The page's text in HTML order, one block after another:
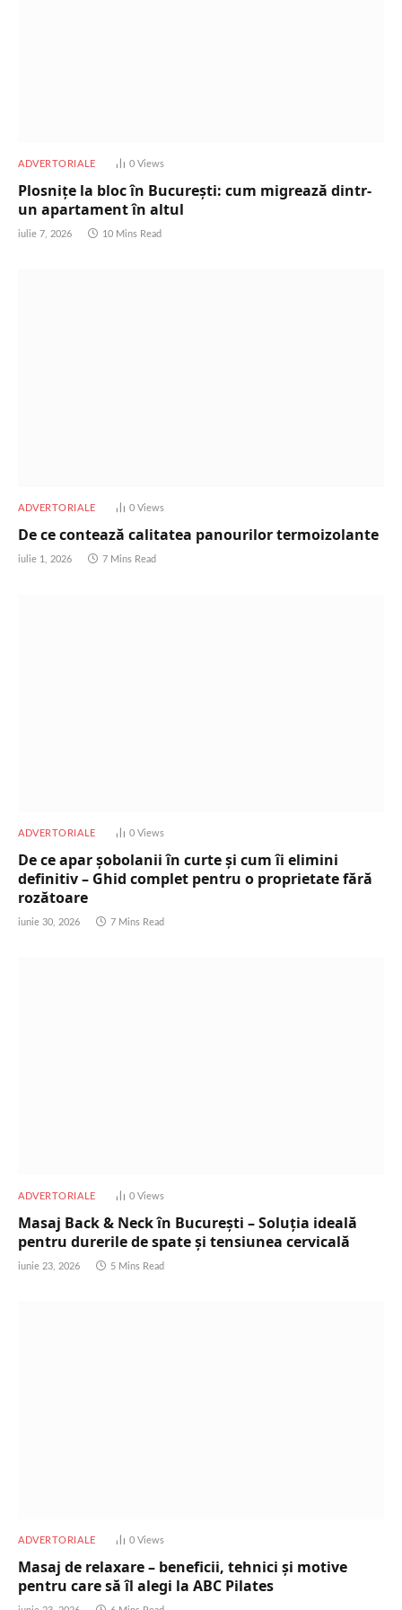
ADVERTORIALE 0 Views
Plosnițe la bloc în București: cum migrează dintr-
un apartament în altul
iulie 7, 2026 10 Mins Read
ADVERTORIALE 0 Views
De ce contează calitatea panourilor termoizolante
iulie 1, 2026 7 Mins Read
ADVERTORIALE 0 Views
De ce apar șobolanii în curte și cum îi elimini
definitiv – Ghid complet pentru o proprietate fără
rozătoare
iunie 30, 2026 7 Mins Read
ADVERTORIALE 0 Views
Masaj Back & Neck în București – Soluția ideală
pentru durerile de spate și tensiunea cervicală
iunie 23, 2026 5 Mins Read
ADVERTORIALE 0 Views
Masaj de relaxare – beneficii, tehnici și motive
pentru care să îl alegi la ABC Pilates